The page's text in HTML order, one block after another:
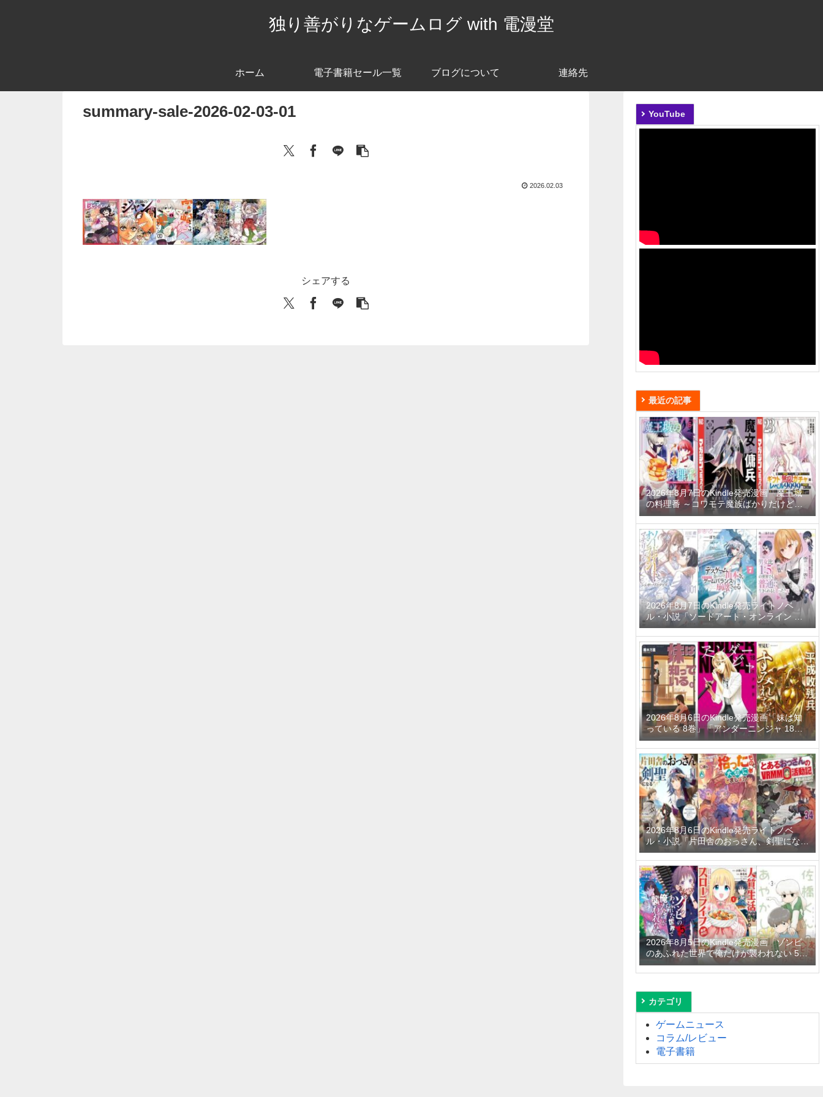
独り善がりなゲームログ with 電漫堂
ホーム 電子書籍セール一覧 ブログについて 連絡先
summary-sale-2026-02-03-01
2026.02.03
シェアする
YouTube
最近の記事
2026年8月7日のKindle発売漫画「魔王城
の料理番 ～コワモテ魔族ばかりだけど、
ホワイトな職場です～ 6巻」「魔女と傭兵
9巻」「信じていた仲間達にダンジョン奥
地で殺されかけたがギフト『無限ガチャ』
でレベル9999の仲間達を手に入れて元パ
ーティーメンバーと世界に復讐＆『ざま
ぁ！』します！ 23巻」など
2026年8月7日のKindle発売ライトノベ
ル・小説「ソードアート・オンライン マ
テリアル1 シュガーリィ・デイズ」「デス
ゲームに巻き込まれた山本さん、気ままに
ゲームバランスを崩壊させる 7巻」「男女
比1：5の世界でも普通に生きられると思
った？6 ～激重感情な彼女たちが無自覚男
子に翻弄されたら～」など
2026年8月6日のKindle発売漫画「妹は知
っている 8巻」「アンダーニンジャ 18
巻」「平成敗残兵すみれちゃん 11巻」な
ど
2026年8月6日のKindle発売ライトノベ
ル・小説「片田舎のおっさん、剣聖になる
11 ～ただの田舎の剣術師範だったのに、
大成した弟子たちが俺を放ってくれない件
～」「拾ったものは大切にしましょう ～
子狼に気に入られた男の転移物語～ 6巻」
「とあるおっさんのVRMMO活動記 34
巻」など
2026年8月5日のKindle発売漫画「ゾンビ
のあふれた世界で俺だけが襲われない 5
巻」「人質生活から始めるスローライフ
おかわり！ 1巻」「佐橋くんのあやかし日
カテゴリ
ゲームニュース
コラム/レビュー
電子書籍